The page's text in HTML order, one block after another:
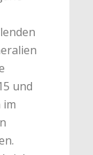
und
im